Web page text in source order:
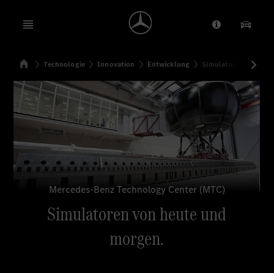
Open menu Anbieter/
SuchenStartseite
Technologie Innovation Entwicklung Simulatoren von
Mercedes-Benz Technology Center (MTC)
Simulatoren von heute und
morgen.